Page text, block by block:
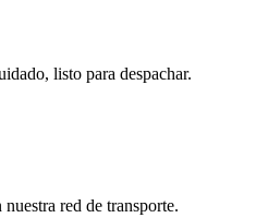
listo para despachar.
red de transporte.